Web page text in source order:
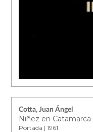
Cotta, Juan Ángel
Niñez en Catamarca
Portada | 1961